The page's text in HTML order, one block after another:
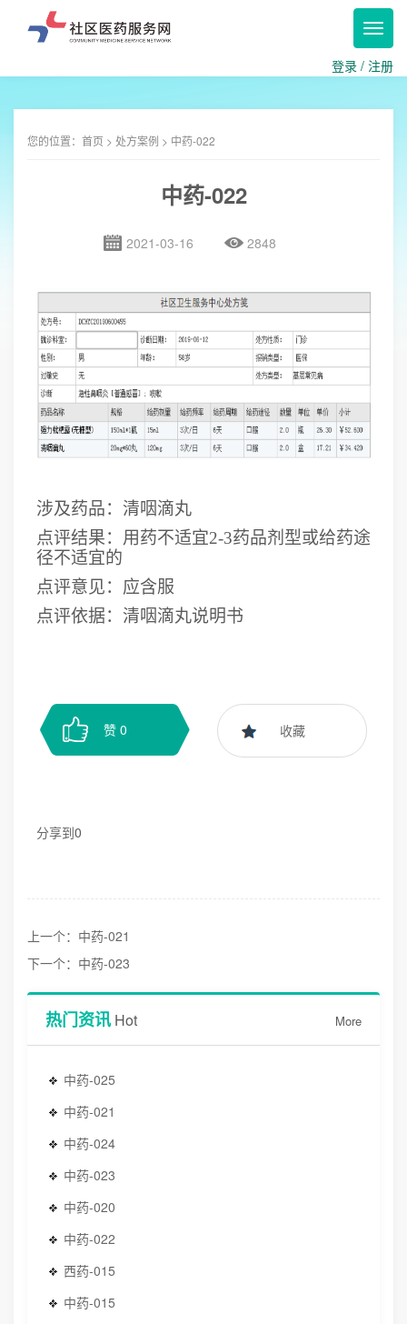
登录 / 注册
您的位置： 首页 > 处方案例 > 中药-022
中药-022
2021-03-16 2848
涉及药品：清咽滴丸
点评结果：用药不适宜2-3药品剂型或给药途
径不适宜的
点评意见：应含服
点评依据：清咽滴丸说明书
赞 0 收藏
分享到0
上一个：中药-021
下一个：中药-023
热门资讯 Hot More
中药-025
中药-021
中药-024
中药-023
中药-020
中药-022
西药-015
中药-015